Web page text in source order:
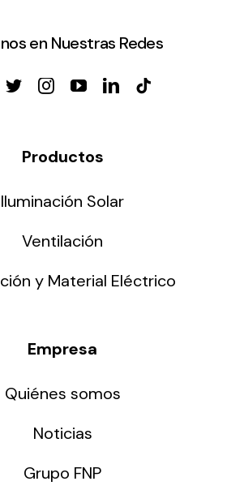
en Nuestras Redes
Productos
Iluminación Solar
Ventilación
y Material Eléctrico
Empresa
Quiénes somos
Noticias
Grupo FNP